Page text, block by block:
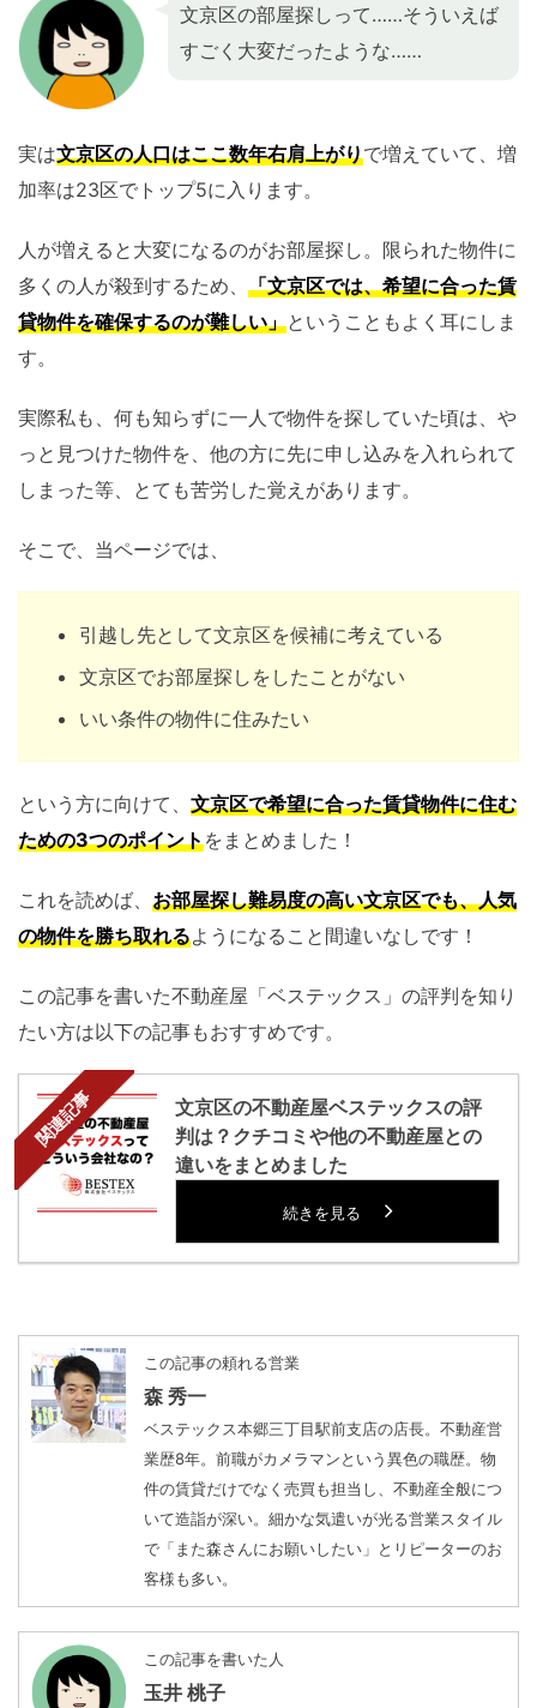
文京区の部屋探しって……そういえば
すごく大変だったような……
実は文京区の人口はここ数年右肩上がりで増えていて、増
加率は23区でトップ5に入ります。
人が増えると大変になるのがお部屋探し。限られた物件に
多くの人が殺到するため、 「文京区では、希望に合った賃
貸物件を確保するのが難しい」ということもよく耳にしま
す。
実際私も、何も知らずに一人で物件を探していた頃は、や
っと見つけた物件を、他の方に先に申し込みを入れられて
しまった等、とても苦労した覚えがあります。
そこで、当ページでは、
引越し先として文京区を候補に考えている
文京区でお部屋探しをしたことがない
いい条件の物件に住みたい
という方に向けて、 文京区で希望に合った賃貸物件に住む
ための3つのポイントをまとめました！
これを読めば、 お部屋探し難易度の高い文京区でも、人気
の物件を勝ち取れるようになること間違いなしです！
この記事を書いた不動産屋「ベステックス」の評判を知り
たい方は以下の記事もおすすめです。
関連記事
文京区の不動産屋ベステックスの評
判は？クチコミや他の不動産屋との
違いをまとめました
続きを見る
この記事の頼れる営業
森 秀一
ベステックス本郷三丁目駅前支店の店長。不動産営
業歴8年。前職がカメラマンという異色の職歴。物
件の賃貸だけでなく売買も担当し、不動産全般につ
いて造詣が深い。細かな気遣いが光る営業スタイル
で「また森さんにお願いしたい」とリピーターのお
客様も多い。
この記事を書いた人
玉井 桃子